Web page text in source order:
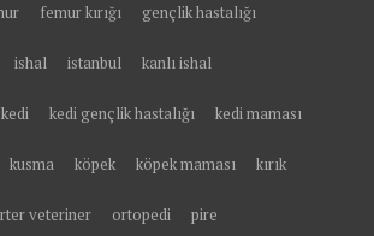
femur kırığı gençlik hastalığı
ishal istanbul kanlı ishal
kedi kedi gençlik hastalığı kedi maması
kusma köpek köpek maması kırık
veteriner ortopedi pire